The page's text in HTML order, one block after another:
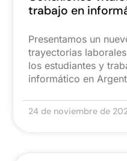
trabajo en
Presentamos un
trayectorias
los estudiantes y
informático en
24 de noviembre de